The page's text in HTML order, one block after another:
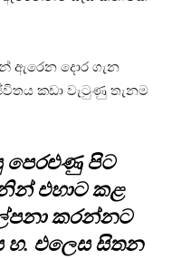
ඇරෙන දොර ගැන
කඩා වැටුණු තැනම
පෙරළුණු පිට
එහාට කළ
කරන්නට
එලෙස සිතන